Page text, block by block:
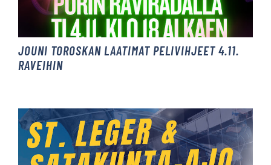
JOUNI TOROSKAN LAATIMAT PELIVIHJEET 4.11.
RAVEIHIN